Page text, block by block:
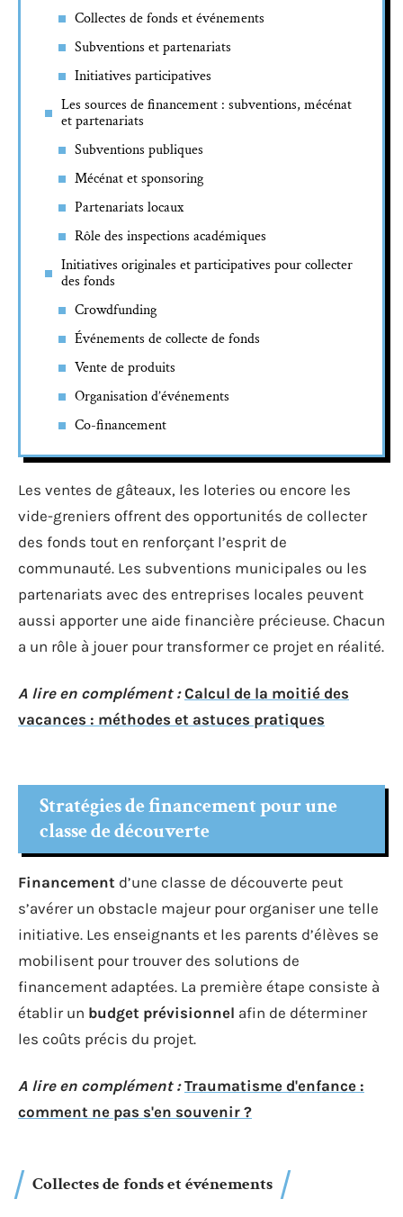
Collectes de fonds et événements
Subventions et partenariats
Initiatives participatives
Les sources de financement : subventions, mécénat
et partenariats
Subventions publiques
Mécénat et sponsoring
Partenariats locaux
Rôle des inspections académiques
Initiatives originales et participatives pour collecter
des fonds
Crowdfunding
Événements de collecte de fonds
Vente de produits
Organisation d’événements
Co-financement
Les ventes de gâteaux, les loteries ou encore les
vide-greniers offrent des opportunités de collecter
des fonds tout en renforçant l’esprit de
communauté. Les subventions municipales ou les
partenariats avec des entreprises locales peuvent
aussi apporter une aide financière précieuse. Chacun
a un rôle à jouer pour transformer ce projet en réalité.
A lire en complément : Calcul de la moitié des
vacances : méthodes et astuces pratiques
Stratégies de financement pour une
classe de découverte
Financement d’une classe de découverte peut
s’avérer un obstacle majeur pour organiser une telle
initiative. Les enseignants et les parents d’élèves se
mobilisent pour trouver des solutions de
financement adaptées. La première étape consiste à
établir un budget prévisionnel afin de déterminer
les coûts précis du projet.
A lire en complément : Traumatisme d'enfance :
comment ne pas s'en souvenir ?
Collectes de fonds et événements